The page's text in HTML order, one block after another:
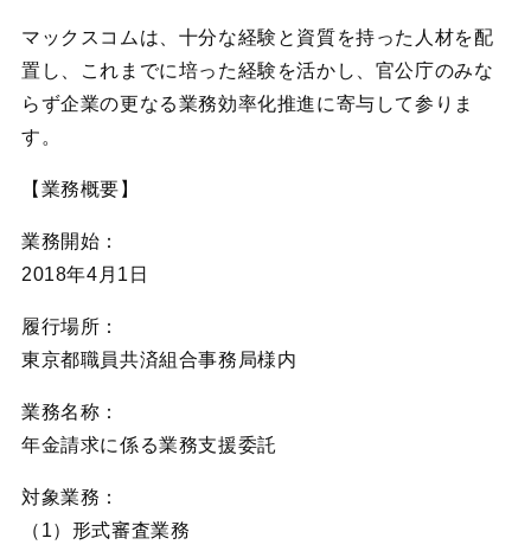
マックスコムは、十分な経験と資質を持った人材を配
置し、これまでに培った経験を活かし、官公庁のみな
らず企業の更なる業務効率化推進に寄与して参りま
す。
【業務概要】
業務開始：
2018年4月1日
履行場所：
東京都職員共済組合事務局様内
業務名称：
年金請求に係る業務支援委託
対象業務：
（1）形式審査業務